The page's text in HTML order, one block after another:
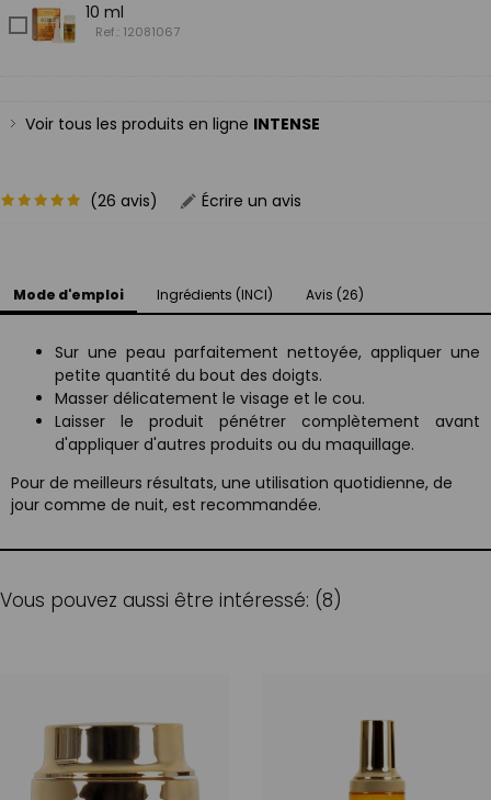
10 ml
Ref.: 12081067
Voir tous les produits en ligne INTENSE
(26 avis) Écrire un avis
Mode d'emploi Ingrédients (INCI) Avis (26)
Sur une peau parfaitement nettoyée, appliquer une
petite quantité du bout des doigts.
Masser délicatement le visage et le cou.
Laisser le produit pénétrer complètement avant
d'appliquer d'autres produits ou du maquillage.
Pour de meilleurs résultats, une utilisation quotidienne, de
jour comme de nuit, est recommandée.
Vous pouvez aussi être intéressé: (8)